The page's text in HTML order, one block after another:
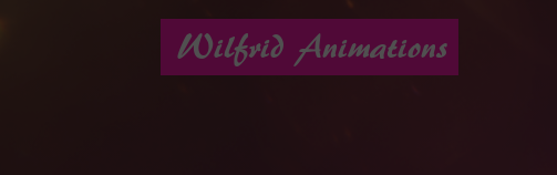
Wilfrid Animations